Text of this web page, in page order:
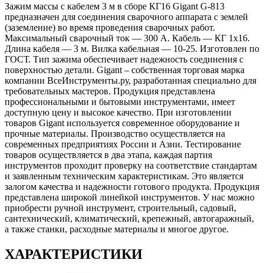
Зажим массы с кабелем 3 м в сборе КГ16 Gigant G-813
предназначен для соединения сварочного аппарата с землей
(заземление) во время проведения сварочных работ.
Максимальный сварочный ток — 300 А. Кабель — КГ 1х16.
Длина кабеля — 3 м. Вилка кабельная — 10-25. Изготовлен по
ГОСТ. Тип зажима обеспечивает надежность соединения с
поверхностью детали. Gigant – собственная торговая марка
компании ВсеИнструменты.ру, разработанная специально для
требовательных мастеров. Продукция представлена
профессиональными и бытовыми инструментами, имеет
доступную цену и высокое качество. При изготовлении
товаров Gigant используется современное оборудование и
прочные материалы. Производство осуществляется на
современных предприятиях России и Азии. Тестирование
товаров осуществляется в два этапа, каждая партия
инструментов проходит проверку на соответствие стандартам
и заявленным техническим характеристикам. Это является
залогом качества и надежности готового продукта. Продукция
представлена широкой линейкой инструментов. У нас можно
приобрести ручной инструмент, строительный, садовый,
сантехнический, климатический, крепежный, автогаражный,
а также станки, расходные материалы и многое другое.
ХАРАКТЕРИСТИКИ